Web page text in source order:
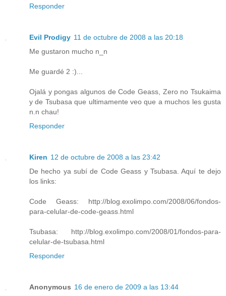
Responder
Evil Prodigy 11 de octubre de 2008 a las 20:18
Me gustaron mucho n_n
Me guardé 2 :)...
Ojalá y pongas algunos de Code Geass, Zero no Tsukaima
y de Tsubasa que ultimamente veo que a muchos les gusta
n.n chau!
Responder
Kiren 12 de octubre de 2008 a las 23:42
De hecho ya subí de Code Geass y Tsubasa. Aquí te dejo
los links:
Code Geass: http://blog.exolimpo.com/2008/06/fondos-
para-celular-de-code-geass.html
Tsubasa: http://blog.exolimpo.com/2008/01/fondos-para-
celular-de-tsubasa.html
Responder
Anonymous 16 de enero de 2009 a las 13:44